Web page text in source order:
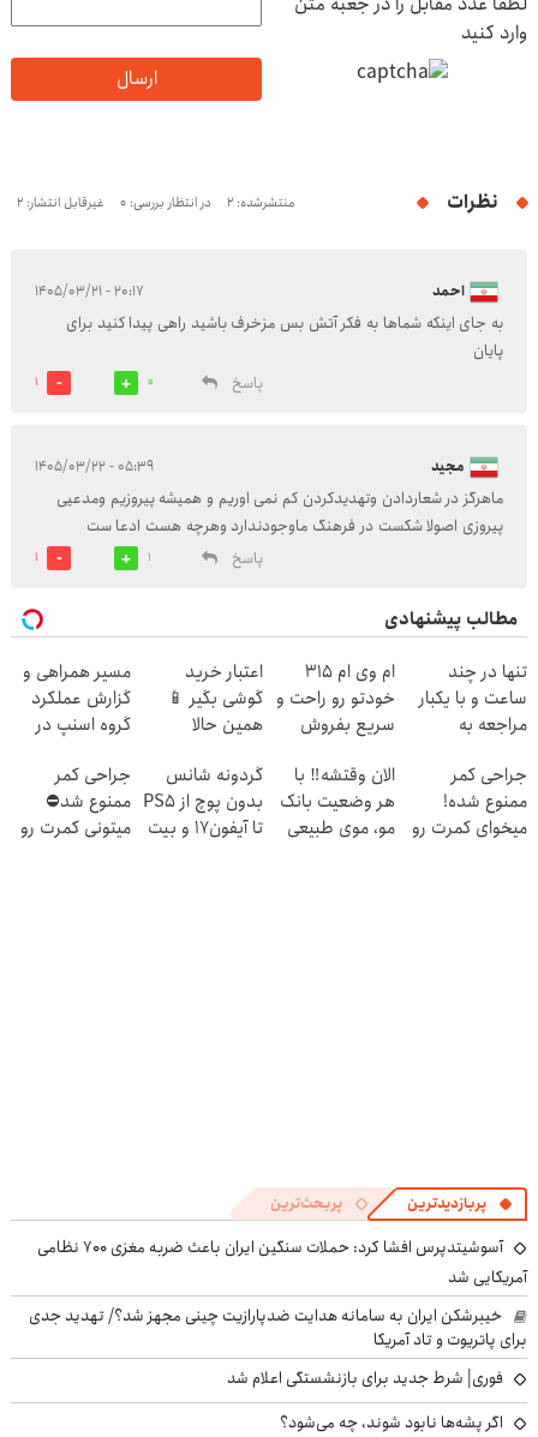
وارد کنید
ارسال
نظرات منتشرشده: 2 در انتظار بررسی: 0 غیرقابل انتشار: 2
احمد ۲۰:۱۷ - ۱۴۰۵/۰۳/۲۱
به جای اینکه شماها به فکر آتش بس مزخرف باشید راهی پیدا کنید برای
پایان
پاسخ
0
1
مجید ۰۵:۳۹ - ۱۴۰۵/۰۳/۲۲
ماهرگز در شعاردادن وتهدیدکردن کم نمی اوریم و همیشه پیروزیم ومدعیی
پیروزی اصولا شکست در فرهنگ ماوجودندارد وهرچه هست ادعا ست
پاسخ
1
1
مطالب پیشنهادی
تنها در چند
ساعت و با یکبار
مراجعه به
ام وی ام 315
خودتو رو راحت و
سریع بفروش
اعتبار خرید
گوشی بگیر 📱
همین حالا
بده 🎯
مسیر همراهی و
گزارش عملکرد
گروه اسنپ در
جراحی کمر
ممنوع شده!
میخوای کمرت رو
الان وقتشه‼️ با
هر وضعیت بانک
مو، موی طبیعی
گردونه شانس
بدون پوچ از PS5
تا آیفون17 و بیت
جراحی کمر
ممنوع شد⛔
میتونی کمرت رو
پربازدیدترین پربحث‌ترین
آسوشیتدپرس افشا کرد: حملات سنگین ایران باعث ضربه مغزی ۷۰۰ نظامی
آمریکایی شد
خیبرشکن ایران به سامانه هدایت ضدپارازیت چینی مجهز شد؟/ تهدید جدی
برای پاتریوت و تاد آمریکا
فوری| شرط جدید برای بازنشستگی اعلام شد
اگر پشه‌ها نابود شوند، چه می‌شود؟